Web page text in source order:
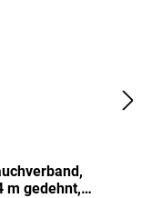
m gedehnt,